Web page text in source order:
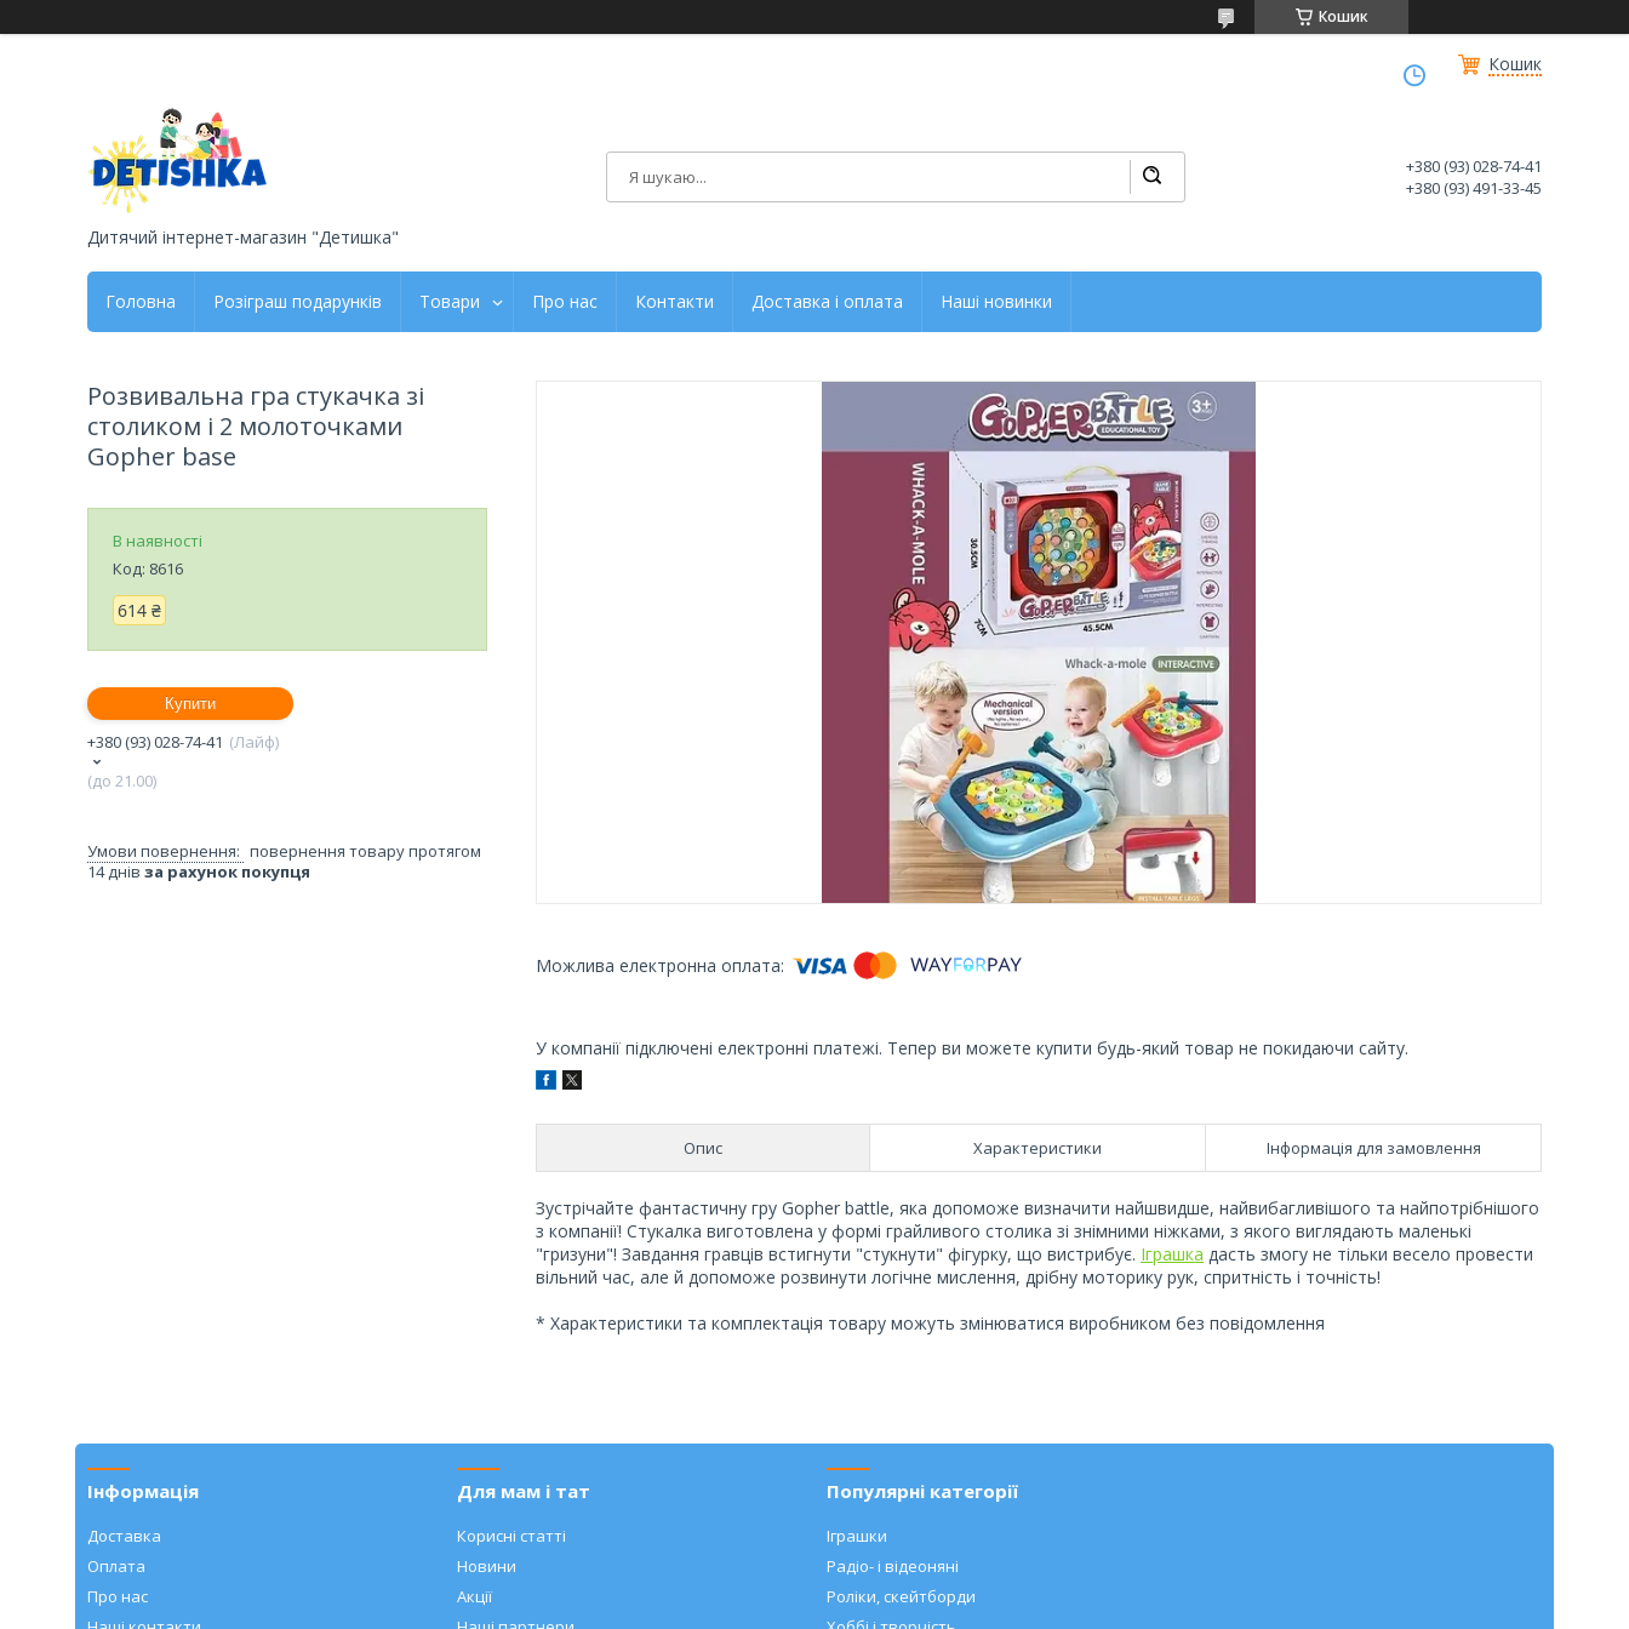
Кошик
Кошик
Дитячий інтернет-магазин "Детишка"
+380 (93) 028-74-41
+380 (93) 491-33-45
Головна Розіграш подарунків Товари Про нас Контакти Доставка і оплата Наші новинки
У компанії підключені електронні платежі. Тепер ви можете купити будь-який товар не покидаючи сайту.
Опис Характеристики Інформація для замовлення
Зустрічайте фантастичну гру Gopher battle, яка допоможе визначити найшвидше, найвибагливішого та найпотрібнішого
з компанії! Стукалка виготовлена у формі грайливого столика зі знімними ніжками, з якого виглядають маленькі
"гризуни"! Завдання гравців встигнути "стукнути" фігурку, що вистрибує. Іграшка дасть змогу не тільки весело провести
вільний час, але й допоможе розвинути логічне мислення, дрібну моторику рук, спритність і точність!
* Характеристики та комплектація товару можуть змінюватися виробником без повідомлення
Розвивальна гра стукачка зі
столиком і 2 молоточками
Gopher base
В наявності
Код: 8616
614 ₴
Купити
+380 (93) 028-74-41
Лайф
(до 21.00)
повернення товару протягом
14 днів за рахунок покупця
Інформація
Доставка
Оплата
Про нас
Для мам і тат
Корисні статті
Новини
Акції
Популярні категорії
Іграшки
Радіо- і відеоняні
Роліки, скейтборди